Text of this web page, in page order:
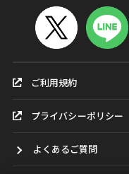
ご利用規約
プライバシーポリシー
よくあるご質問